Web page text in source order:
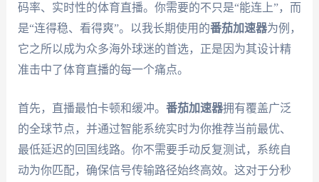
码率、实时性的体育直播。你需要的不只是“能连上”，而
是“连得稳、看得爽”。以我长期使用的番茄加速器为例，
它之所以成为众多海外球迷的首选，正是因为其设计精
准击中了体育直播的每一个痛点。
首先，直播最怕卡顿和缓冲。 番茄加速器拥有覆盖广泛
的全球节点，并通过智能系统实时为你推荐当前最优、
最低延迟的回国线路。你不需要手动反复测试，系统自
动为你匹配，确保信号传输路径始终高效。这对于分秒